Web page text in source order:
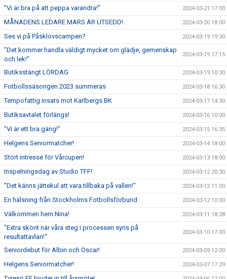
"Vi är bra på att peppa varandra!" 2024-03-21 17:00
MÅNADENS LEDARE MARS ÄR UTSEDD! 2024-03-20 18:00
Ses vi på Påsklovscampen? 2024-03-19 19:30
"Det kommer handla väldigt mycket om glädje, gemenskap
och lek!"
2024-03-19 17:15
Butiksstängt LÖRDAG 2024-03-19 10:30
Fotbollssäsongen 2023 summeras 2024-03-18 16:30
Tempofattig insats mot Karlbergs BK 2024-03-17 14:30
Butiksavtalet förlängs! 2024-03-16 10:00
"Vi är ett bra gäng!" 2024-03-15 16:35
Helgens Seniormatcher! 2024-03-14 18:00
Stort intresse för Vårcupen! 2024-03-13 18:00
Inspelningsdag av Studio TFF! 2024-03-12 20:30
"Det känns jättekul att vara tillbaka på vallen!" 2024-03-12 11:00
En hälsning från Stockholms Fotbollsförbund 2024-03-12 10:00
Välkommen hem Nina! 2024-03-11 18:28
"Extra skönt när våra steg i processen syns på
resultattavlan!"
2024-03-10 17:00
Seniordebut för Albin och Oscar! 2024-03-09 12:00
Helgens Seniormatcher! 2024-03-07 17:29